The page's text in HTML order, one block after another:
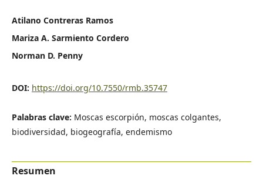
Atilano Contreras Ramos
Mariza A. Sarmiento Cordero
Norman D. Penny
DOI: https://doi.org/10.7550/rmb.35747
Palabras clave: Moscas escorpión, moscas colgantes,
biodiversidad, biogeografía, endemismo
Resumen